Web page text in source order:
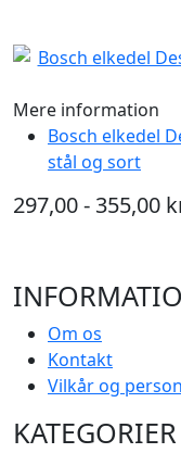
Mere information
Bosch elkedel
stål og sort
297,00 - 355,00
Om os
Kontakt
Vilkår og
KATEGORIER